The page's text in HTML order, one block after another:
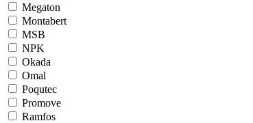
Megaton
Montabert
MSB
NPK
Okada
Omal
Poqutec
Promove
Ramfos